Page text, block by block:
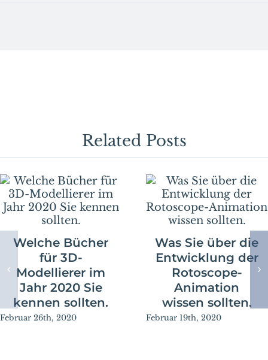
Related Posts
Welche Bücher
für 3D-
Modellierer im
Jahr 2020 Sie
kennen sollten.
Februar 26th, 2020
Was Sie über die
Entwicklung der
Rotoscope-
Animation
wissen sollten.
Februar 19th, 2020